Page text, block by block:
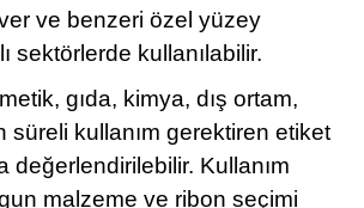
ve benzeri özel yüzey
sektörlerde kullanılabilir.
gıda, kimya, dış ortam,
süreli kullanım gerektiren etiket
değerlendirilebilir. Kullanım
malzeme ve ribon seçimi